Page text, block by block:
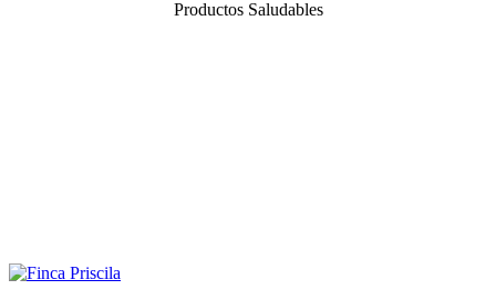
Productos Saludables